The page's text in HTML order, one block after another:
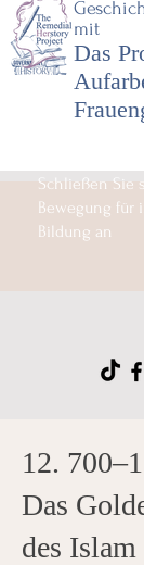
mit
Das
Schließen Sie
Bewegung für
Bildung an
12.
Das
des Islam